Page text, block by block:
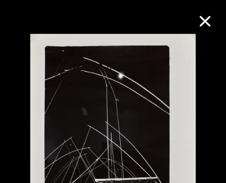
M+藏品
進一步篩選
關於M+藏品